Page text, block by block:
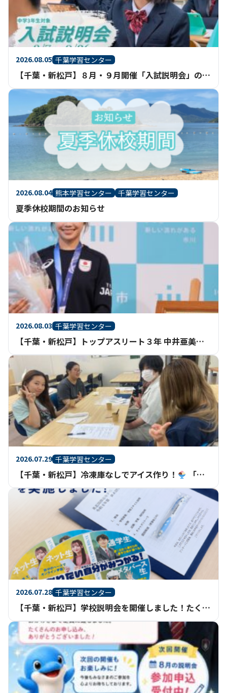
2026.08.05 千葉学習センター
【千葉・新松戸】８月・９月開催「入試説明会」のご案内
2026.08.04 熊本学習センター 千葉学習センター
夏季休校期間のお知らせ
2026.08.03 千葉学習センター
【千葉・新松戸】トップアスリート３年 中井亜美さん 市川市民栄誉賞授与式
2026.07.29 千葉学習センター
【千葉・新松戸】冷凍庫なしでアイス作り！ 「家庭基礎」で科学と調理を楽しく学びました
2026.07.28 千葉学習センター
【千葉・新松戸】学校説明会を開催しました！たくさんのご参加ありがとうございました